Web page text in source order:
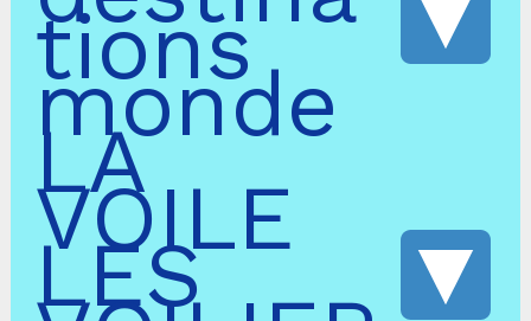
tions
monde
LA
VOILE
LES